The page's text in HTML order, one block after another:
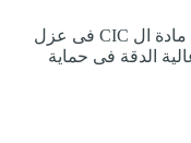
تستخدم شركة عزل مائى بالجبيل على مادة ال CIC فى عزل
الدقة فى حماية